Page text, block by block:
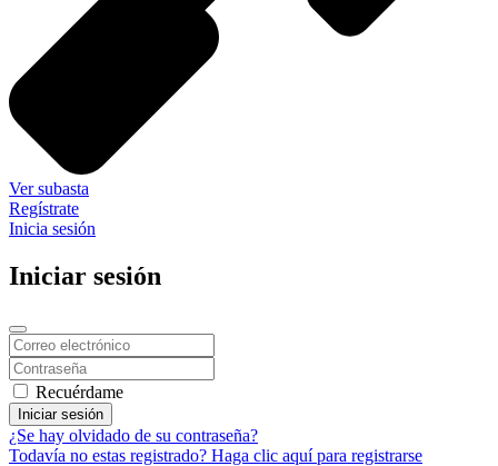
Ver subasta
Regístrate
Inicia sesión
Iniciar sesión
Recuérdame
Iniciar sesión
¿Se hay olvidado de su contraseña?
Todavía no estas registrado? Haga clic aquí para registrarse